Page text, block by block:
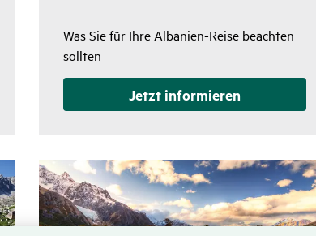
Was Sie für Ihre Albanien-Reise beachten
sollten
Jetzt infor­mieren